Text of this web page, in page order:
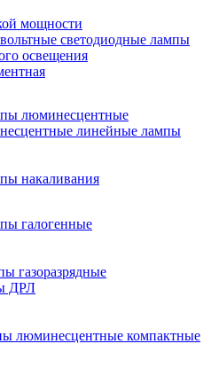
мощности
светодиодные лампы
освещения
люминесцентные
линейные лампы
накаливания
галогенные
газоразрядные
ДРЛ
люминесцентные компактные